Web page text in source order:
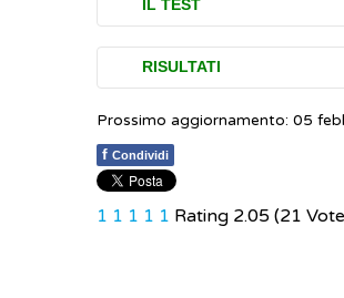
IL TEST
Il dosaggio
una vena del braccio.
Il test dell'HbA1c può
digiuno. Dopo il
RISULTATI
I risultati del test
in percentuale
Prossimo aggiornamento: 05
f Condividi
1 1 1 1 1 Rating 2.05 (21